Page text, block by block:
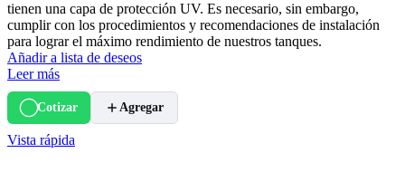
tienen una capa de protección UV. Es necesario, sin embargo,
cumplir con los procedimientos y recomendaciones de instalación
para lograr el máximo rendimiento de nuestros tanques.
Añadir a lista de deseos
Leer más
Cotizar Agregar
Vista rápida